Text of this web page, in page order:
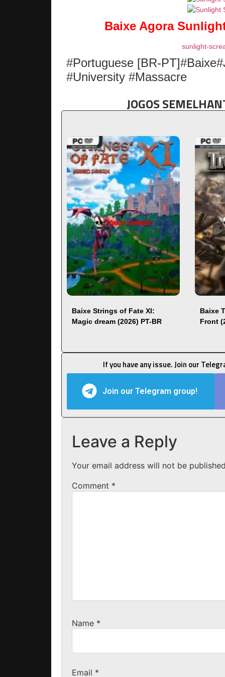
Baixe Agora
sunlight-
#Portuguese [BR-
#University #Massacre
JOGOS
Baixe Strings of Fate XI:
Magic dream (2026) PT-BR
Baixe
Front
If you have any issue. Join our
Join our Telegram group!
Leave a Reply
Your email address will not be
Comment *
Name *
Email *